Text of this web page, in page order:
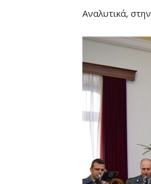
Αναλυτικά,